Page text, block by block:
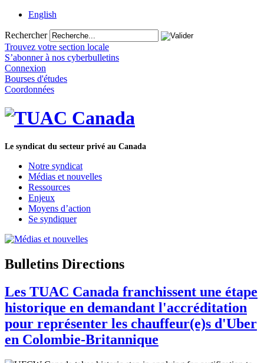
English
Rechercher
Trouvez votre section locale
S’abonner à nos cyberbulletins
Connexion
Bourses d'études
Coordonnées
Le syndicat du secteur privé au Canada
Notre syndicat
Médias et nouvelles
Ressources
Enjeux
Moyens d’action
Se syndiquer
Bulletins Directions
Les TUAC Canada franchissent une étape
historique en demandant l'accréditation
pour représenter les chauffeur(e)s d'Uber
en Colombie-Britannique